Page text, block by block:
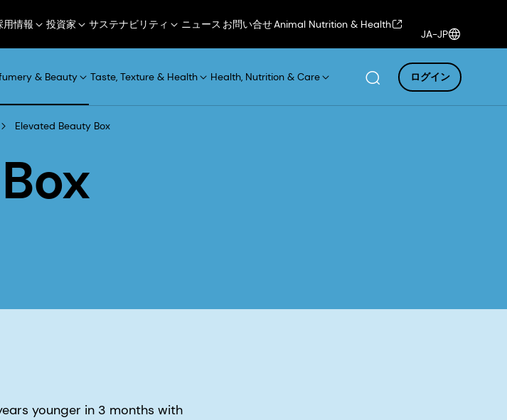
用情報 投資家 サステナビリティ ニュース お問い合せAnimal Nutrition & Health
JA-JP
& Beauty Taste, Texture & Health Health, Nutrition & Care ログイン
Elevated Beauty Box
younger in 3 months with